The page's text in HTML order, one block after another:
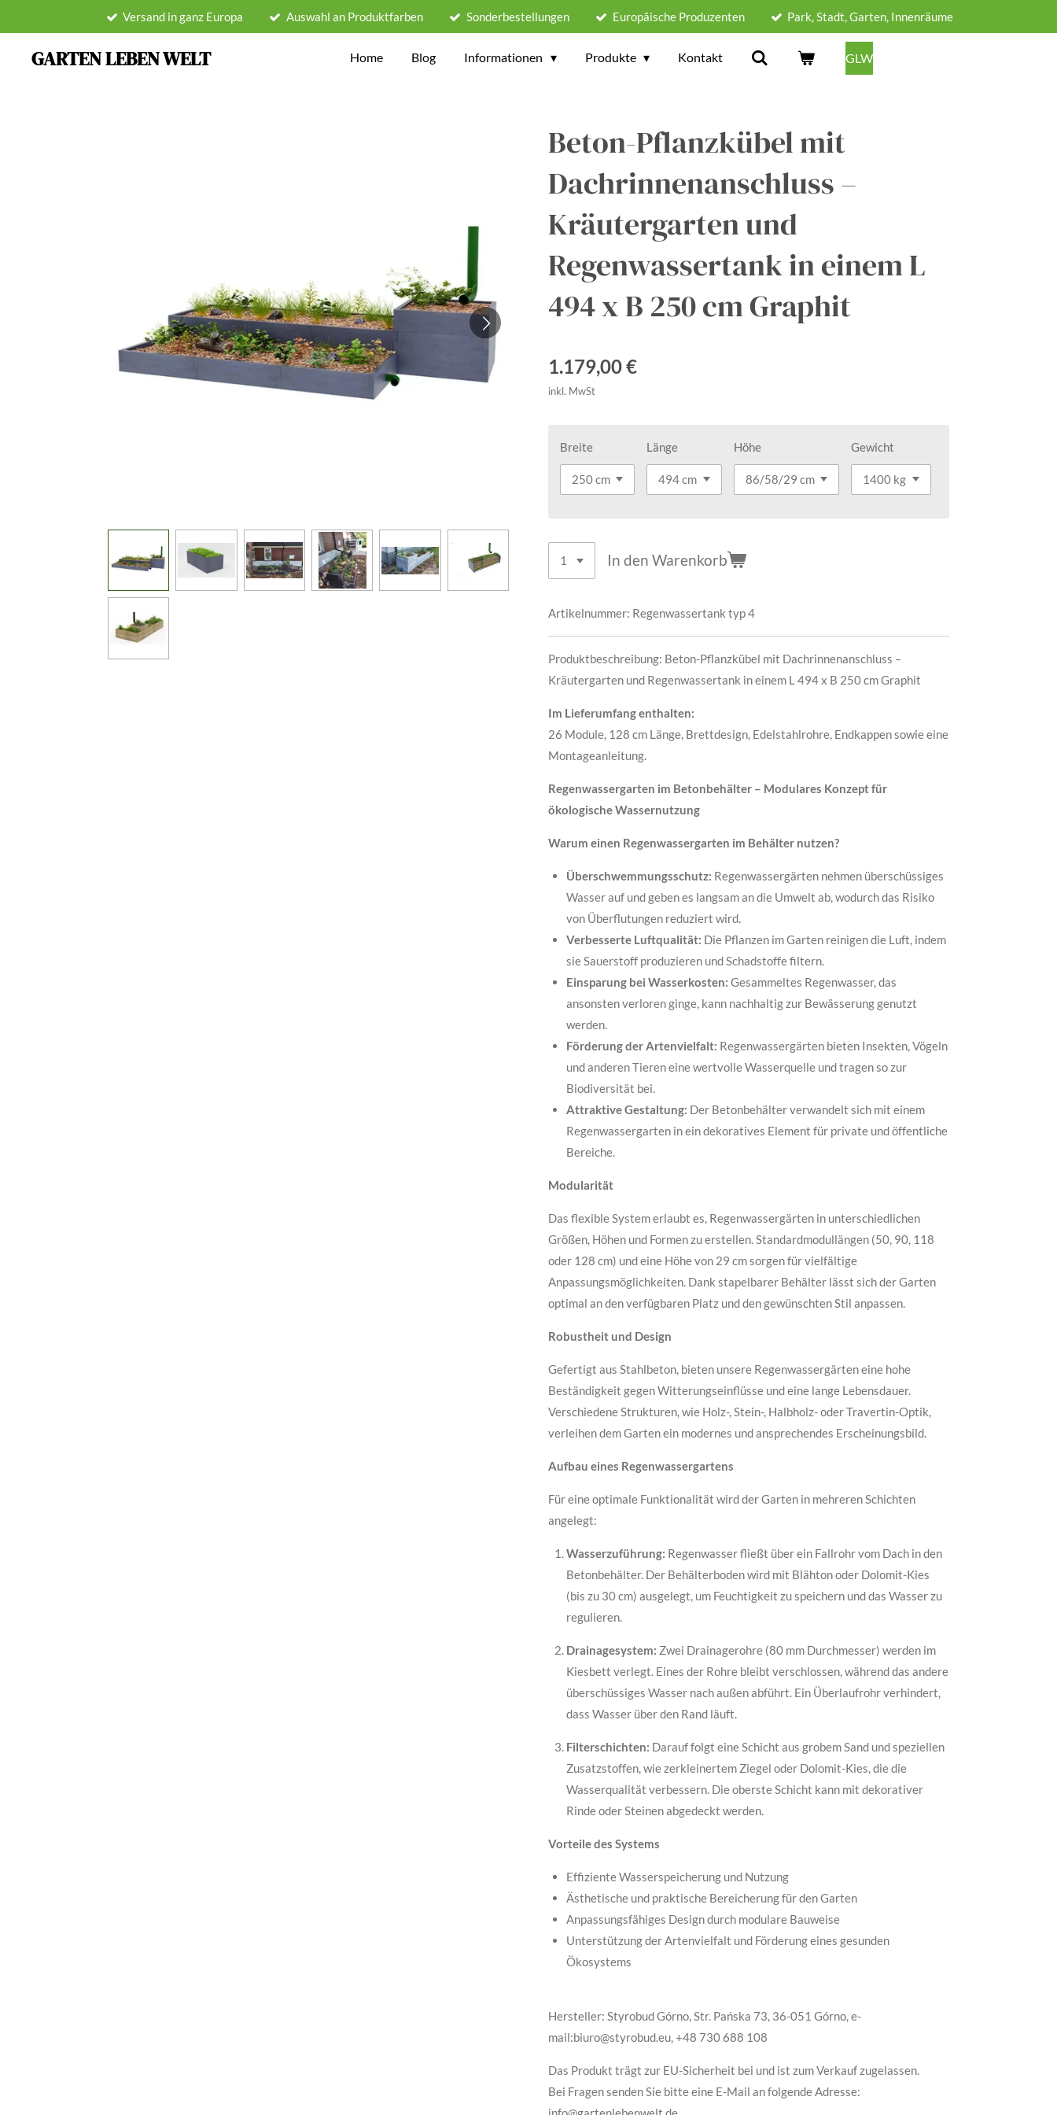
springen
Versand in ganz Europa Auswahl an Produktfarben Sonderbestellungen Europäische Produzenten Park, Stadt, Garten, Innenräume
GARTEN LEBEN WELT Home Blog Informationen Produkte Kontakt GLW
Beton-Pflanzkübel mit
Dachrinnenanschluss –
Kräutergarten und
Regenwassertank in einem L
494 x B 250 cm Graphit
1.179,00 €
inkl. MwSt
Breite Länge Höhe Gewicht
In den Warenkorb
Artikelnummer: Regenwassertank typ 4
Produktbeschreibung: Beton-Pflanzkübel mit Dachrinnenanschluss –
Kräutergarten und Regenwassertank in einem L 494 x B 250 cm Graphit
Im Lieferumfang enthalten:
26 Module, 128 cm Länge, Brettdesign, Edelstahlrohre, Endkappen sowie eine
Montageanleitung.
Regenwassergarten im Betonbehälter – Modulares Konzept für
ökologische Wassernutzung
Warum einen Regenwassergarten im Behälter nutzen?
Überschwemmungsschutz: Regenwassergärten nehmen überschüssiges
Wasser auf und geben es langsam an die Umwelt ab, wodurch das Risiko
von Überflutungen reduziert wird.
Verbesserte Luftqualität: Die Pflanzen im Garten reinigen die Luft, indem
sie Sauerstoff produzieren und Schadstoffe filtern.
Einsparung bei Wasserkosten: Gesammeltes Regenwasser, das
ansonsten verloren ginge, kann nachhaltig zur Bewässerung genutzt
werden.
Förderung der Artenvielfalt: Regenwassergärten bieten Insekten, Vögeln
und anderen Tieren eine wertvolle Wasserquelle und tragen so zur
Biodiversität bei.
Attraktive Gestaltung: Der Betonbehälter verwandelt sich mit einem
Regenwassergarten in ein dekoratives Element für private und öffentliche
Bereiche.
Modularität
Das flexible System erlaubt es, Regenwassergärten in unterschiedlichen
Größen, Höhen und Formen zu erstellen. Standardmodullängen (50, 90, 118
oder 128 cm) und eine Höhe von 29 cm sorgen für vielfältige
Anpassungsmöglichkeiten. Dank stapelbarer Behälter lässt sich der Garten
optimal an den verfügbaren Platz und den gewünschten Stil anpassen.
Robustheit und Design
Gefertigt aus Stahlbeton, bieten unsere Regenwassergärten eine hohe
Beständigkeit gegen Witterungseinflüsse und eine lange Lebensdauer.
Verschiedene Strukturen, wie Holz-, Stein-, Halbholz- oder Travertin-Optik,
verleihen dem Garten ein modernes und ansprechendes Erscheinungsbild.
Aufbau eines Regenwassergartens
Für eine optimale Funktionalität wird der Garten in mehreren Schichten
angelegt:
Wasserzuführung: Regenwasser fließt über ein Fallrohr vom Dach in den
Betonbehälter. Der Behälterboden wird mit Blähton oder Dolomit-Kies
(bis zu 30 cm) ausgelegt, um Feuchtigkeit zu speichern und das Wasser zu
regulieren.
Drainagesystem: Zwei Drainagerohre (80 mm Durchmesser) werden im
Kiesbett verlegt. Eines der Rohre bleibt verschlossen, während das andere
überschüssiges Wasser nach außen abführt. Ein Überlaufrohr verhindert,
dass Wasser über den Rand läuft.
Filterschichten: Darauf folgt eine Schicht aus grobem Sand und speziellen
Zusatzstoffen, wie zerkleinertem Ziegel oder Dolomit-Kies, die die
Wasserqualität verbessern. Die oberste Schicht kann mit dekorativer
Rinde oder Steinen abgedeckt werden.
Vorteile des Systems
Effiziente Wasserspeicherung und Nutzung
Ästhetische und praktische Bereicherung für den Garten
Anpassungsfähiges Design durch modulare Bauweise
Unterstützung der Artenvielfalt und Förderung eines gesunden
Ökosystems
Hersteller: Styrobud Górno, Str. Pańska 73, 36-051 Górno, e-
mail:biuro@styrobud.eu, +48 730 688 108
Das Produkt trägt zur EU-Sicherheit bei und ist zum Verkauf zugelassen.
Bei Fragen senden Sie bitte eine E-Mail an folgende Adresse: